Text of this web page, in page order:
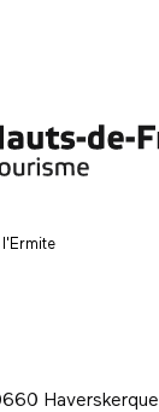
Haverskerque